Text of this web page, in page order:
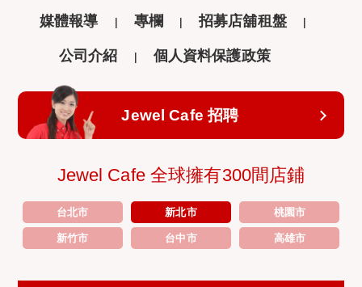
媒體報導 專欄 招募店舖租盤
公司介紹 個人資料保護政策
Jewel Cafe 招聘
Jewel Cafe 全球擁有300間店鋪
台北市 新北市 桃園市
新竹市 台中市 高雄市